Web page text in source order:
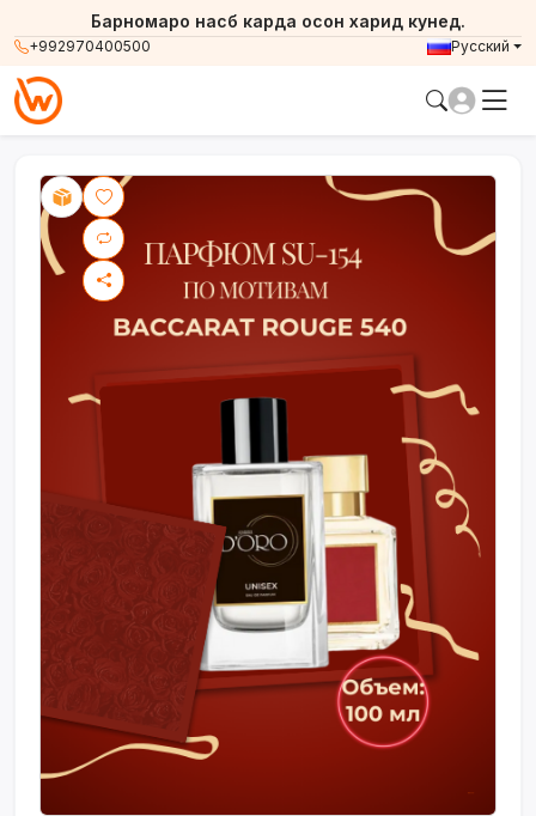
+992970400500
Барномаро насб карда осон харид кунед.
Русский